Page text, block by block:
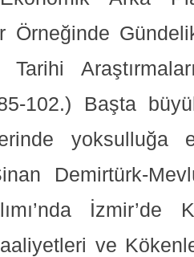
Örneğinde
Tarihi
102.) Başta
yoksulluğa
Demirtürk-
İzmir’de
ve